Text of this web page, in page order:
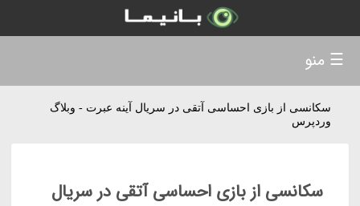
سکانسی از بازی احساسی آتقی در سریال آینه عبرت - وبلاگ
وردپرس
سکانسی از بازی احساسی آتقی در سریال
☰ منو